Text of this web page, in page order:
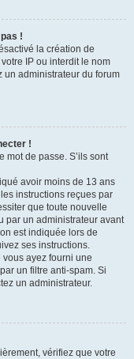
!
la création de
IP ou interdit le nom
un administrateur du forum
!
mot de passe. S’ils sont
avoir moins de 13 ans
instructions reçues par
que toute nouvelle
par un administrateur avant
est indiquée lors de
ses instructions.
vous ayez fourni une
un filtre anti-spam. Si
un administrateur.
vérifiez que votre